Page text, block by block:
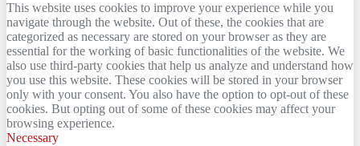
This website uses cookies to improve your experience while you
navigate through the website. Out of these, the cookies that are
categorized as necessary are stored on your browser as they are
essential for the working of basic functionalities of the website. We
also use third-party cookies that help us analyze and understand how
you use this website. These cookies will be stored in your browser
only with your consent. You also have the option to opt-out of these
cookies. But opting out of some of these cookies may affect your
browsing experience.
Necessary